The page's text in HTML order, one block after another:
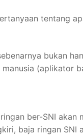
tentang
bukan
(aplikator
ber-SNI
baja ringan